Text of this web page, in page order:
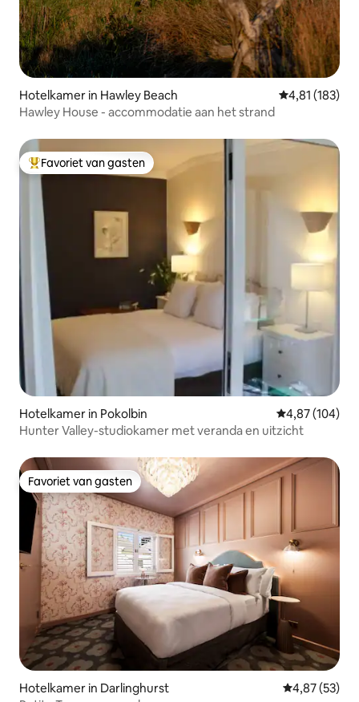
Hotelkamer in Hawley Beach Gemiddelde
4,81 (183)
Hawley House - accommodatie aan het strand
Topfavoriet van gasten
Favoriet van gasten
Hotelkamer in Pokolbin Gemiddelde
4,87 (104)
Hunter Valley-studiokamer met veranda en uitzicht
Favoriet van gasten
Favoriet van gasten
Hotelkamer in Darlinghurst Gemiddelde
4,87 (53)